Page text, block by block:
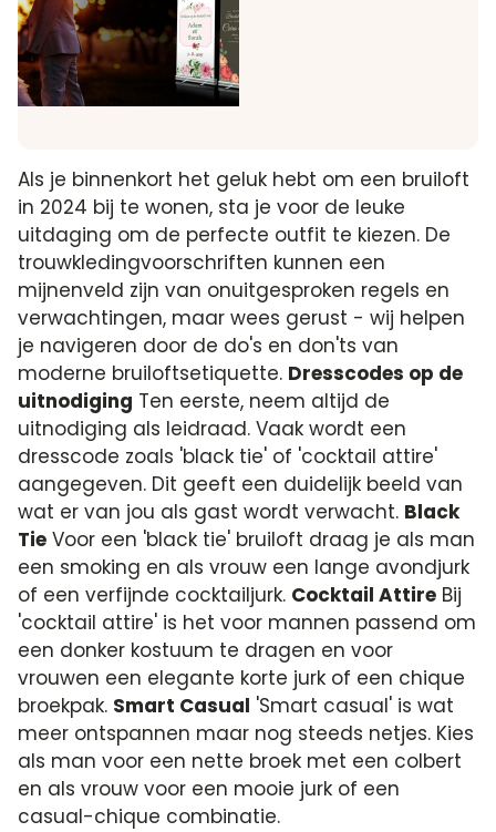
Als je binnenkort het geluk hebt om een bruiloft
in 2024 bij te wonen, sta je voor de leuke
uitdaging om de perfecte outfit te kiezen. De
trouwkledingvoorschriften kunnen een
mijnenveld zijn van onuitgesproken regels en
verwachtingen, maar wees gerust - wij helpen
je navigeren door de do's en don'ts van
moderne bruiloftsetiquette. Dresscodes op de
uitnodiging Ten eerste, neem altijd de
uitnodiging als leidraad. Vaak wordt een
dresscode zoals 'black tie' of 'cocktail attire'
aangegeven. Dit geeft een duidelijk beeld van
wat er van jou als gast wordt verwacht. Black
Tie Voor een 'black tie' bruiloft draag je als man
een smoking en als vrouw een lange avondjurk
of een verfijnde cocktailjurk. Cocktail Attire Bij
'cocktail attire' is het voor mannen passend om
een donker kostuum te dragen en voor
vrouwen een elegante korte jurk of een chique
broekpak. Smart Casual 'Smart casual' is wat
meer ontspannen maar nog steeds netjes. Kies
als man voor een nette broek met een colbert
en als vrouw voor een mooie jurk of een
casual-chique combinatie.